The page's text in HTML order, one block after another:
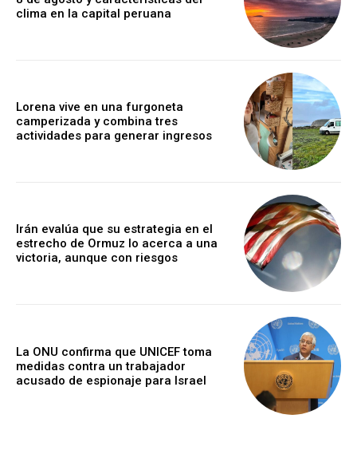
clima en la capital peruana
Lorena vive en una furgoneta
camperizada y combina tres
actividades para generar ingresos
Irán evalúa que su estrategia en el
estrecho de Ormuz lo acerca a una
victoria, aunque con riesgos
La ONU confirma que UNICEF toma
medidas contra un trabajador
acusado de espionaje para Israel